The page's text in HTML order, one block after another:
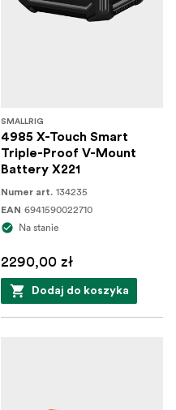
SMALLRIG
4985 X-Touch Smart
Triple-Proof V-Mount
Battery X221
Numer art. 134235
EAN 6941590022710
Na stanie
2290,00 zł
Dodaj do koszyka